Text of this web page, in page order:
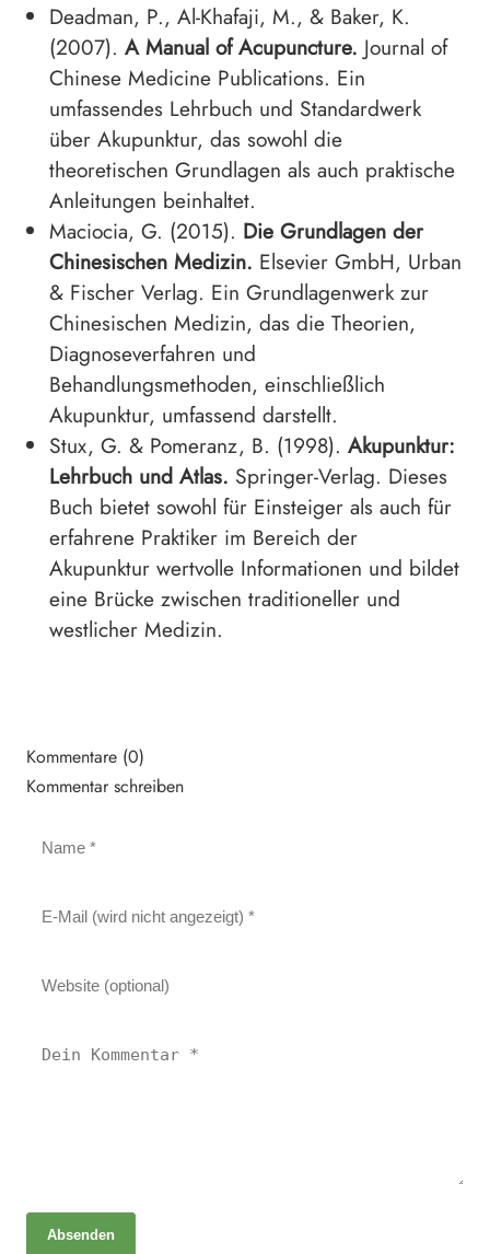
Deadman, P., Al-Khafaji, M., & Baker, K.
(2007). A Manual of Acupuncture. Journal of
Chinese Medicine Publications. Ein
umfassendes Lehrbuch und Standardwerk
über Akupunktur, das sowohl die
theoretischen Grundlagen als auch praktische
Anleitungen beinhaltet.
Maciocia, G. (2015). Die Grundlagen der
Chinesischen Medizin. Elsevier GmbH, Urban
& Fischer Verlag. Ein Grundlagenwerk zur
Chinesischen Medizin, das die Theorien,
Diagnoseverfahren und
Behandlungsmethoden, einschließlich
Akupunktur, umfassend darstellt.
Stux, G. & Pomeranz, B. (1998). Akupunktur:
Lehrbuch und Atlas. Springer-Verlag. Dieses
Buch bietet sowohl für Einsteiger als auch für
erfahrene Praktiker im Bereich der
Akupunktur wertvolle Informationen und bildet
eine Brücke zwischen traditioneller und
westlicher Medizin.
Kommentare (0)
Kommentar schreiben
Absenden